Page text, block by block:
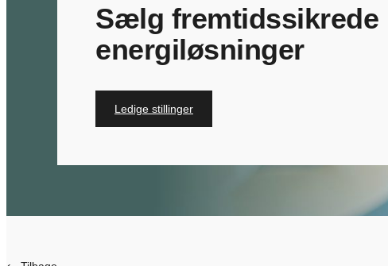
Sælg fremtidssikrede
energiløsninger
Ledige stillinger